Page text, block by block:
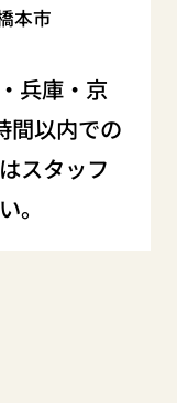
本市
兵庫・京
間以内での
スタッフ
。